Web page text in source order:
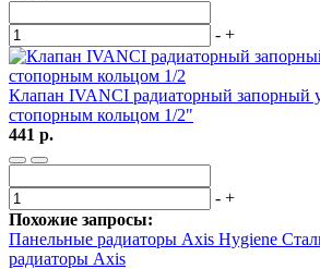
- +
Клапан IVANCI радиаторный запорный
стопорным кольцом 1/2"
441 р.
- +
Похожие запросы:
Панельные радиаторы Axis Hygiene
радиаторы Axis